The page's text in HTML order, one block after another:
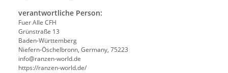
verantwortliche Person:
Fuer Alle CFH
Grünstraße 13
Baden-Württemberg
Niefern-Öschelbronn, Germany, 75223
info@ranzen-world.de
https://ranzen-world.de/